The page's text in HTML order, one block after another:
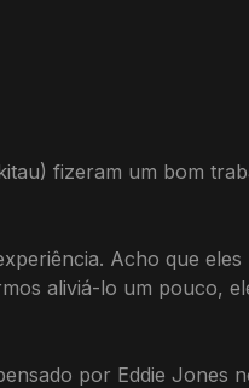
fizeram um bom
Acho que eles
aliviá-lo um pouco,
por Eddie Jones